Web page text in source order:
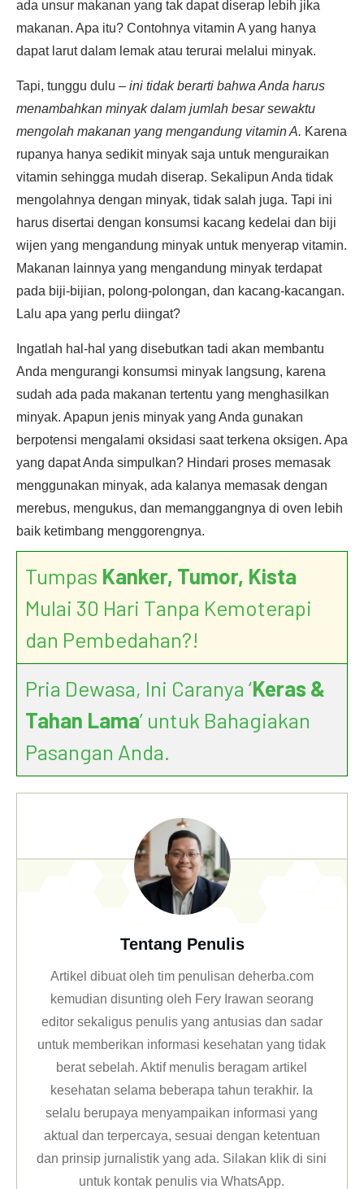
ada unsur makanan yang tak dapat diserap lebih jika
makanan. Apa itu? Contohnya vitamin A yang hanya
dapat larut dalam lemak atau terurai melalui minyak.
Tapi, tunggu dulu – ini tidak berarti bahwa Anda harus
menambahkan minyak dalam jumlah besar sewaktu
mengolah makanan yang mengandung vitamin A. Karena
rupanya hanya sedikit minyak saja untuk menguraikan
vitamin sehingga mudah diserap. Sekalipun Anda tidak
mengolahnya dengan minyak, tidak salah juga. Tapi ini
harus disertai dengan konsumsi kacang kedelai dan biji
wijen yang mengandung minyak untuk menyerap vitamin.
Makanan lainnya yang mengandung minyak terdapat
pada biji-bijian, polong-polongan, dan kacang-kacangan.
Lalu apa yang perlu diingat?
Ingatlah hal-hal yang disebutkan tadi akan membantu
Anda mengurangi konsumsi minyak langsung, karena
sudah ada pada makanan tertentu yang menghasilkan
minyak. Apapun jenis minyak yang Anda gunakan
berpotensi mengalami oksidasi saat terkena oksigen. Apa
yang dapat Anda simpulkan? Hindari proses memasak
menggunakan minyak, ada kalanya memasak dengan
merebus, mengukus, dan memanggangnya di oven lebih
baik ketimbang menggorengnya.
Tumpas Kanker, Tumor, Kista
Mulai 30 Hari Tanpa Kemoterapi
dan Pembedahan?!
Pria Dewasa, Ini Caranya ‘Keras &
Tahan Lama’ untuk Bahagiakan
Pasangan Anda.
Tentang Penulis
Artikel dibuat oleh tim penulisan deherba.com
kemudian disunting oleh Fery Irawan seorang
editor sekaligus penulis yang antusias dan sadar
untuk memberikan informasi kesehatan yang tidak
berat sebelah. Aktif menulis beragam artikel
kesehatan selama beberapa tahun terakhir. Ia
selalu berupaya menyampaikan informasi yang
aktual dan terpercaya, sesuai dengan ketentuan
dan prinsip jurnalistik yang ada. Silakan klikdi sini
untuk kontak penulis via WhatsApp.